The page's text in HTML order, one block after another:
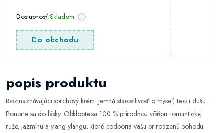
Dostupnosť Skladom
Do obchodu
popis produktu
Rozmaznávajúci sprchový krém. Jemná starostlivosť o myseľ, telo i dušu.
Ponorte sa do lásky. Obklopte sa 100 % prírodnou vôňou romantickej
ruže, jazmínu a ylang-ylangu, ktoré podporia vašu prirodzenú pohodu.